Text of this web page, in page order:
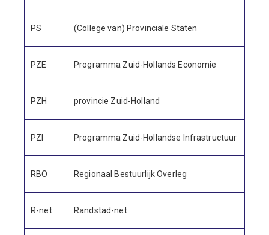
PS (College van) Provinciale Staten
PZE Programma Zuid-Hollands Economie
PZH provincie Zuid-Holland
PZI Programma Zuid-Hollandse Infrastructuur
RBO Regionaal Bestuurlijk Overleg
R-net Randstad-net